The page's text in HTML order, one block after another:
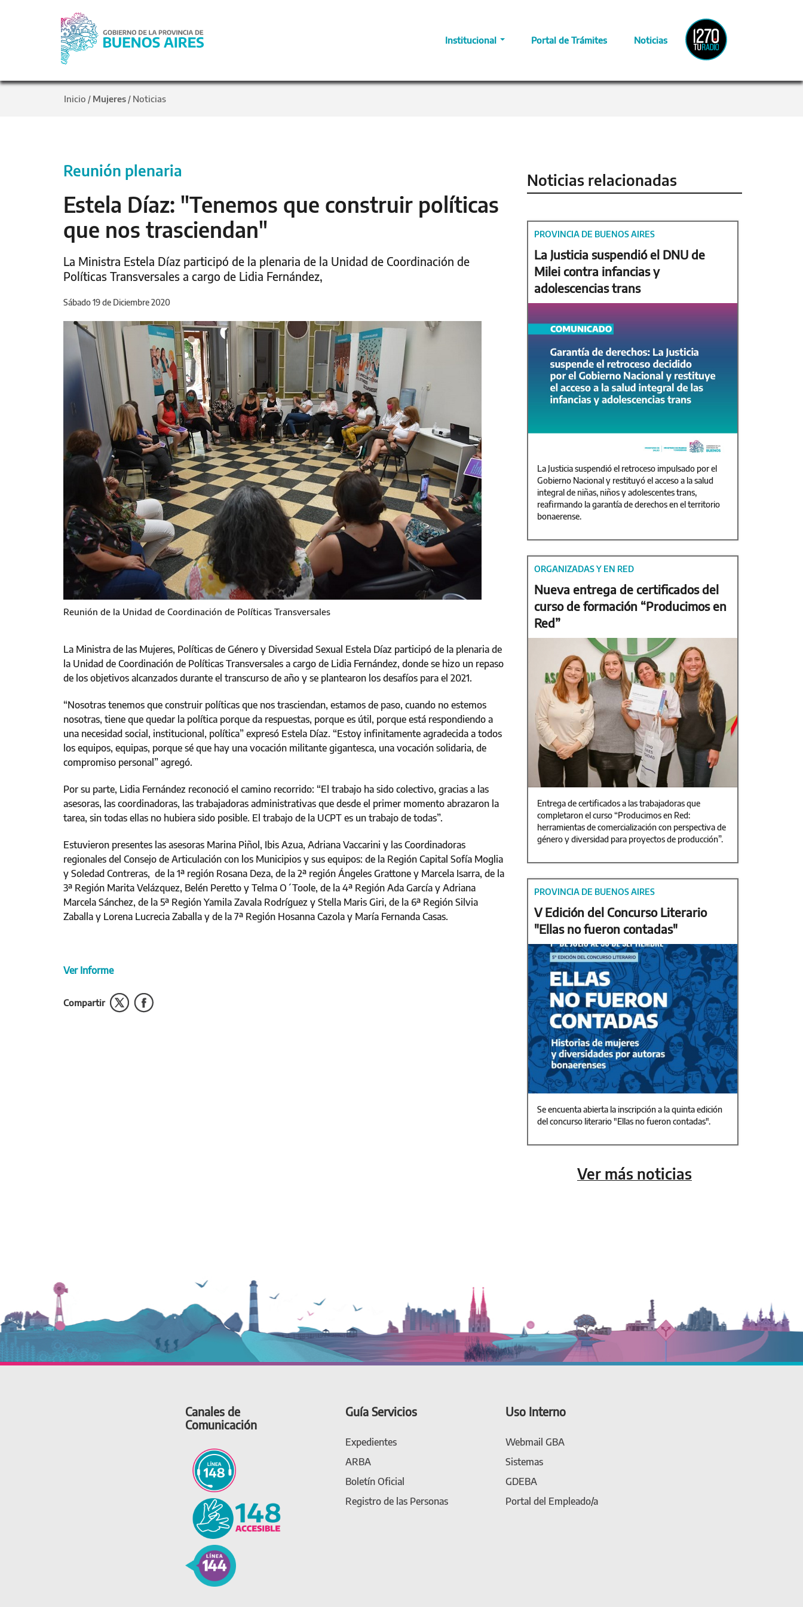
Institucional Portal de Trámites Noticias
Radio
Provincia
Inicio / Mujeres / Noticias
Reunión plenaria
Estela Díaz: "Tenemos que construir políticas
que nos trasciendan"
La Ministra Estela Díaz participó de la plenaria de la Unidad de Coordinación de
Políticas Transversales a cargo de Lidia Fernández,
Sábado 19 de Diciembre 2020
Reunión de la Unidad de Coordinación de Políticas Transversales
La Ministra de las Mujeres, Políticas de Género y Diversidad Sexual Estela Díaz participó de la plenaria de
la Unidad de Coordinación de Políticas Transversales a cargo de Lidia Fernández, donde se hizo un repaso
de los objetivos alcanzados durante el transcurso de año y se plantearon los desafíos para el 2021.
“Nosotras tenemos que construir políticas que nos trasciendan, estamos de paso, cuando no estemos
nosotras, tiene que quedar la política porque da respuestas, porque es útil, porque está respondiendo a
una necesidad social, institucional, política” expresó Estela Díaz. “Estoy infinitamente agradecida a todos
los equipos, equipas, porque sé que hay una vocación militante gigantesca, una vocación solidaria, de
compromiso personal” agregó.
Por su parte, Lidia Fernández reconoció el camino recorrido: “El trabajo ha sido colectivo, gracias a las
asesoras, las coordinadoras, las trabajadoras administrativas que desde el primer momento abrazaron la
tarea, sin todas ellas no hubiera sido posible. El trabajo de la UCPT es un trabajo de todas”.
Estuvieron presentes las asesoras Marina Piñol, Ibis Azua, Adriana Vaccarini y las Coordinadoras
regionales del Consejo de Articulación con los Municipios y sus equipos: de la Región Capital Sofía Moglia
y Soledad Contreras, de la 1ª región Rosana Deza, de la 2ª región Ángeles Grattone y Marcela Isarra, de la
3ª Región Marita Velázquez, Belén Peretto y Telma O´Toole, de la 4ª Región Ada García y Adriana
Marcela Sánchez, de la 5ª Región Yamila Zavala Rodríguez y Stella Maris Giri, de la 6ª Región Silvia
Zaballa y Lorena Lucrecia Zaballa y de la 7ª Región Hosanna Cazola y María Fernanda Casas.
Ver Informe
Compartir
Noticias relacionadas
PROVINCIA DE BUENOS AIRES
La Justicia suspendió el DNU de
Milei contra infancias y
adolescencias trans
La Justicia suspendió el retroceso impulsado por el
Gobierno Nacional y restituyó el acceso a la salud
integral de niñas, niños y adolescentes trans,
reafirmando la garantía de derechos en el territorio
bonaerense.
ORGANIZADAS Y EN RED
Nueva entrega de certificados del
curso de formación “Producimos en
Red”
Entrega de certificados a las trabajadoras que
completaron el curso “Producimos en Red:
herramientas de comercialización con perspectiva de
género y diversidad para proyectos de producción”.
PROVINCIA DE BUENOS AIRES
V Edición del Concurso Literario
"Ellas no fueron contadas"
Se encuenta abierta la inscripción a la quinta edición
del concurso literario "Ellas no fueron contadas".
Ver más noticias
Canales de
Comunicación
Guía Servicios
Expedientes
ARBA
Boletín Oficial
Registro de las Personas
Uso Interno
Webmail GBA
Sistemas
GDEBA
Portal del Empleado/a